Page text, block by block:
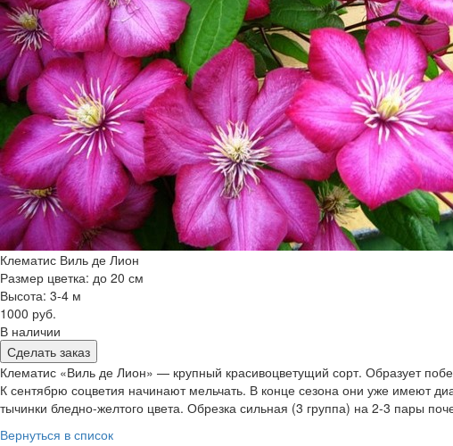
Клематис Виль де Лион
Размер цветка: до 20 см
Высота: 3-4 м
1000 руб.
В наличии
Сделать заказ
Клематис «Виль де Лион» — крупный красивоцветущий сорт. Образует
К сентябрю соцветия начинают мельчать. В конце сезона они уже имеют
тычинки бледно-желтого цвета. Обрезка сильная (3 группа) на 2-3 пары
Вернуться в список